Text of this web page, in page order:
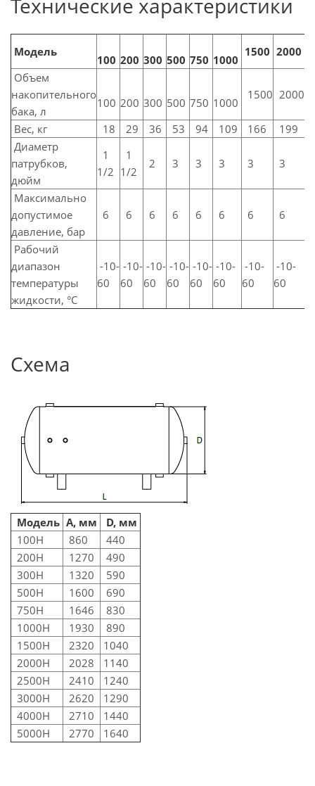
Технические характеристики
Модель
100 200 300 500 750 1000
1500 2000
Объем
накопительного
бака, л
100 200 300 500 750 1000
1500 2000
Вес, кг 18 29 36 53 94 109 166 199
Диаметр
патрубков,
дюйм
1
1/2
1
1/2
2 3 3 3 3 3
Максимально
допустимое
давление, бар
6 6 6 6 6 6 6 6
Рабочий
диапазон
температуры
жидкости, °C
-10-
60
-10-
60
-10-
60
-10-
60
-10-
60
-10-
60
-10-
60
-10-
60
Схема
Модель А, мм
D, мм
100H
860
440
200H
1270
490
300H
1320
590
500H
1600
690
750H
1646
830
1000H
1930
890
1500H
2320
1040
2000H
2028
1140
2500H
2410
1240
3000H
2620
1290
4000H
2710
1440
5000H
2770 1640